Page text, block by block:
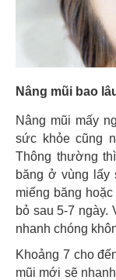
Nâng mũi bao
Nâng mũi mấy
sức khỏe cũng
Thông thường
băng ở vùng lấy
miếng băng
bỏ sau 5-7 ngày.
nhanh chóng
Khoảng 7 cho
mũi mới sẽ